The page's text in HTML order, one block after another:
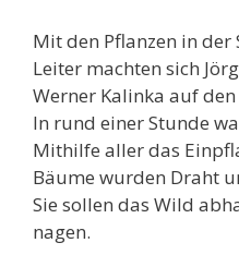
Mit den Pflanzen in
Leiter machten sich
Werner Kalinka auf
In rund einer Stunde
Mithilfe aller das
Bäume wurden Draht
Sie sollen das Wild
nagen.